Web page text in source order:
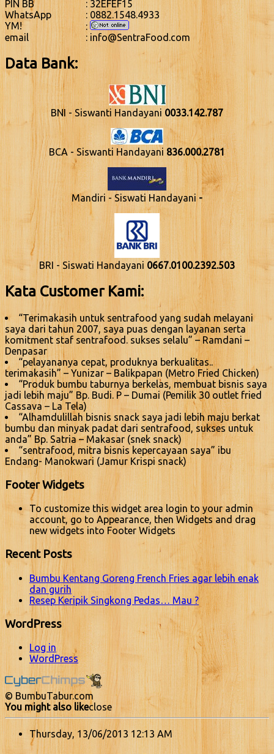
PIN BB
: 32EFEF15
WhatsApp
: 0882.1548.4933
YM!
:
email
: info@SentraFood.com
Data Bank:
BNI - Siswanti Handayani 0033.142.787
BCA - Siswanti Handayani 836.000.2781
Mandiri - Siswati Handayani -
BRI - Siswati Handayani 0667.0100.2392.503
Kata Customer Kami:
“Terimakasih untuk sentrafood yang sudah melayani
saya dari tahun 2007, saya puas dengan layanan serta
komitment staf sentrafood. sukses selalu” – Ramdani –
Denpasar
“pelayananya cepat, produknya berkualitas..
terimakasih” – Yunizar – Balikpapan (Metro Fried Chicken)
“Produk bumbu taburnya berkelas, membuat bisnis saya
jadi lebih maju” Bp. Budi. P – Dumai (Pemilik 30 outlet fried
Cassava – La Tela)
“Alhamdulillah bisnis snack saya jadi lebih maju berkat
bumbu dan minyak padat dari sentrafood, sukses untuk
anda” Bp. Satria – Makasar (snek snack)
“sentrafood, mitra bisnis kepercayaan saya” ibu
Endang- Manokwari (Jamur Krispi snack)
Footer Widgets
To customize this widget area login to your admin
account, go to Appearance, then Widgets and drag
new widgets into Footer Widgets
Recent Posts
Bumbu Kentang Goreng French Fries agar lebih enak
dan gurih
Resep Keripik Singkong Pedas… Mau ?
WordPress
Log in
WordPress
© BumbuTabur.com
You might also likeclose
Thursday, 13/06/2013 12:13 AM